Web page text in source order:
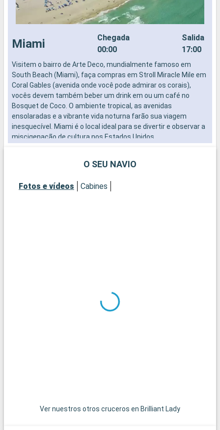
Miami
Chegada
00:00
Salida
17:00
Visitem o bairro de Arte Deco, mundialmente famoso em
South Beach (Miami), faça compras em Stroll Miracle Mile em
Coral Gables (avenida onde você pode admirar os corais),
vocês devem também beber um drink em ou um café no
Bosquet de Coco. O ambiente tropical, as avenidas
ensolaradas e a vibrante vida noturna farão sua viagem
inesquecível. Miami é o local ideal para se divertir e observar a
miscigenação de cultura nos Estados Unidos.
O SEU NAVIO
Fotos e vídeos Cabines
Ver nuestros otros cruceros en Brilliant Lady